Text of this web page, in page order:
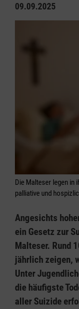
09.09.2025
Die Malteser legen in
palliative und
Angesichts
ein Gesetz zur
Malteser. Rund
jährlich zeigen,
Unter
die häufigste
aller Suizide